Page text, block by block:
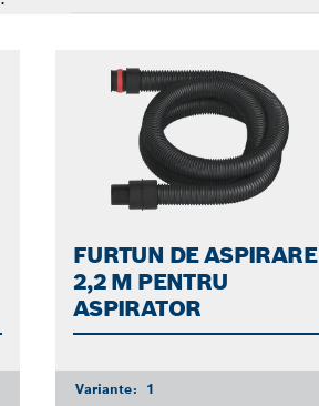
FURTUN DE ASPIRARE
2,2 M PENTRU
ASPIRATOR
Variante: 1